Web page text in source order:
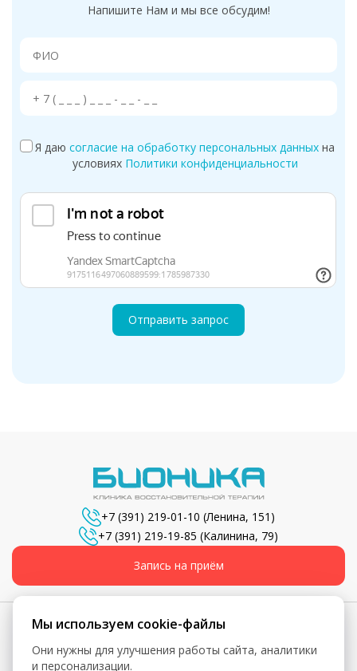
Напишите Нам и мы все обсудим!
Я даю согласие на обработку персональных данных на
условиях Политики конфиденциальности
Отправить запрос
+7 (391) 219-01-10 (Ленина, 151)
+7 (391) 219-19-85 (Калинина, 79)
Запись на приём
© 2026, Бионика - Сеть медицинских центров
Мы используем cookie-файлы
Они нужны для улучшения работы сайта, аналитики
и персонализации.